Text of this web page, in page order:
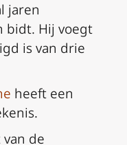
jaren
bidt. Hij voegt
is van drie
heeft een
de